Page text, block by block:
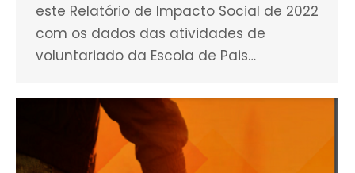
este Relatório de Impacto Social de 2022
com os dados das atividades de
voluntariado da Escola de Pais…